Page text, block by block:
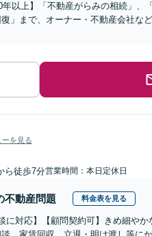
年以上】「不動産がらみの相続」
」まで、オーナー・不動産会社な
ーを見る
ら徒歩7分営業時間：本日定休日
不動産問題 料金表を見る
に対応】【顧問契約可】きめ細や